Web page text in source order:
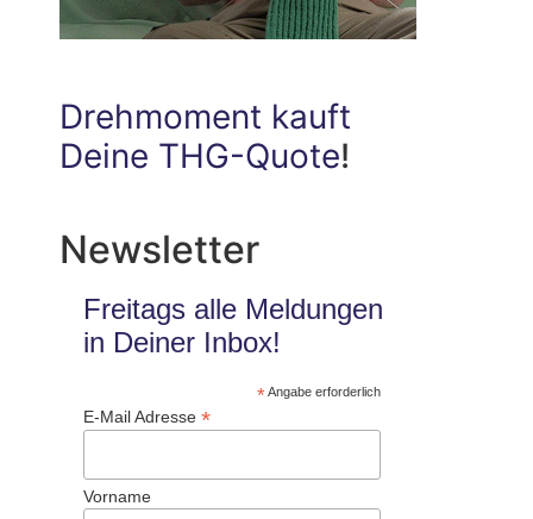
Drehmoment kauft
Deine THG-Quote!
Newsletter
Freitags alle Meldungen
in Deiner Inbox!
*Angabe erforderlich
E-Mail Adresse *
Vorname